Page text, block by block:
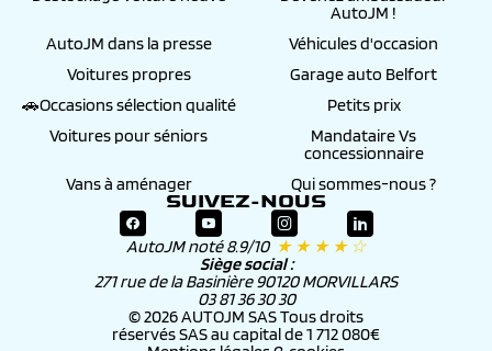
AutoJM !
AutoJM dans la presse
Véhicules d'occasion
Voitures propres
Garage auto Belfort
🚗Occasions sélection qualité
Petits prix
Voitures pour séniors
Mandataire Vs
concessionnaire
Vans à aménager
Qui sommes-nous ?
SUIVEZ-NOUS
AutoJM noté 8.9/10 ★ ★ ★ ★ ☆
Siège social :
271 rue de la Basinière 90120 MORVILLARS
03 81 36 30 30
© 2026 AUTOJM SAS Tous droits
réservés SAS au capital de 1 712 080€